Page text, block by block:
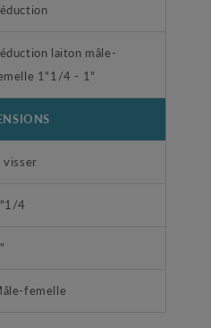
laiton mâle-
1"1/4 - 1"
visser
4
femelle